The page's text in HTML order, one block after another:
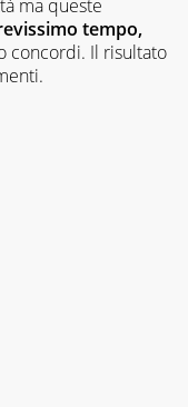
ma queste
tempo,
concordi. Il risultato